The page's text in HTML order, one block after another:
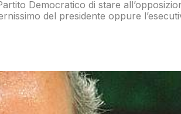
Democratico di stare
del presidente oppure